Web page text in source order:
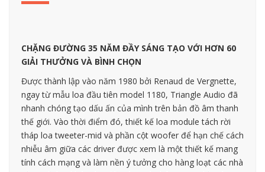
CHẶNG ĐƯỜNG 35 NĂM ĐẦY SÁNG TẠO VỚI HƠN 60
GIẢI THƯỞNG VÀ BÌNH CHỌN
Được thành lập vào năm 1980 bởi Renaud de Vergnette,
ngay từ mẫu loa đầu tiên model 1180, Triangle Audio đã
nhanh chóng tạo dấu ấn của mình trên bản đồ âm thanh
thế giới. Vào thời điểm đó, thiết kế loa module tách rời
tháp loa tweeter-mid và phần cột woofer để hạn chế cách
nhiễu âm giữa các driver được xem là một thiết kế mang
tính cách mạng và làm nền ý tưởng cho hàng loạt các nhà